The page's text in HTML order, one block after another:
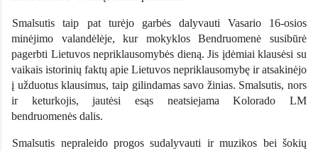
Smalsutis taip pat turėjo garbės dalyvauti Vasario 16-osios
minėjimo valandėlėje, kur mokyklos Bendruomenė susibūrė
pagerbti Lietuvos nepriklausomybės dieną. Jis įdėmiai klausėsi su
vaikais istorinių faktų apie Lietuvos nepriklausomybę ir atsakinėjo
į užduotus klausimus, taip gilindamas savo žinias. Smalsutis, nors
ir keturkojis, jautėsi esąs neatsiejama Kolorado LM
bendruomenės dalis.
Smalsutis nepraleido progos sudalyvauti ir muzikos bei šokių